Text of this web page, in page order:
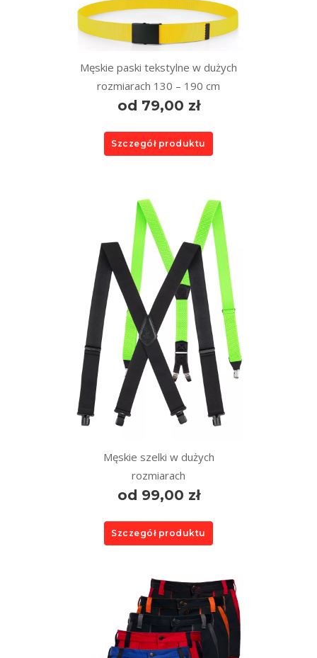
Męskie paski tekstylne w dużych
rozmiarach 130 – 190 cm
od 79,00 zł
Szczegół produktu
Męskie szelki w dużych
rozmiarach
od 99,00 zł
Szczegół produktu